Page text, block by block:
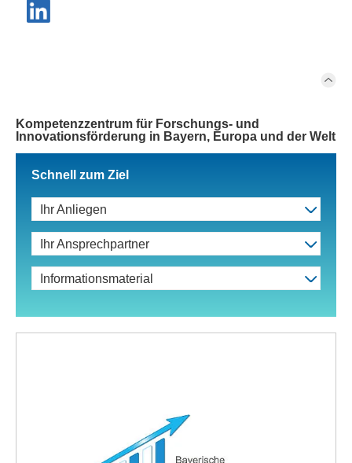
Kompetenzzentrum für Forschungs- und
Innovationsförderung in Bayern, Europa und der Welt
Schnell zum Ziel
Ihr Anliegen
Ihr Ansprechpartner
Informationsmaterial